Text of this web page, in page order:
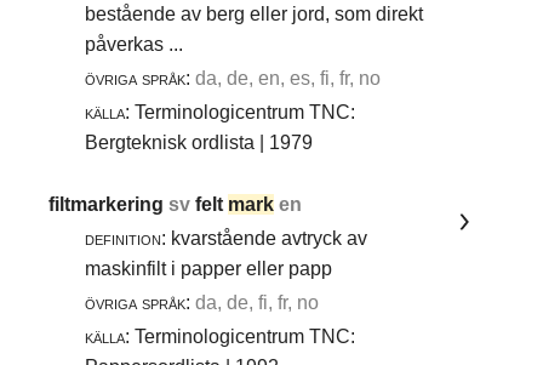
bestående av berg eller jord, som direkt
påverkas ...
övriga språk: da, de, en, es, fi, fr, no
källa: Terminologicentrum TNC:
Bergteknisk ordlista | 1979
filtmarkeringsvfelt mark en
definition: kvarstående avtryck av
maskinfilt i papper eller papp
övriga språk: da, de, fi, fr, no
källa: Terminologicentrum TNC: